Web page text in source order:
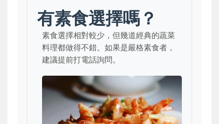
有素食選擇嗎？
素食選擇相對較少，但幾道經典的蔬菜
料理都做得不錯。如果是嚴格素食者，
建議提前打電話詢問。